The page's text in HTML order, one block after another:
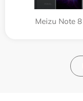
Meizu Note 8